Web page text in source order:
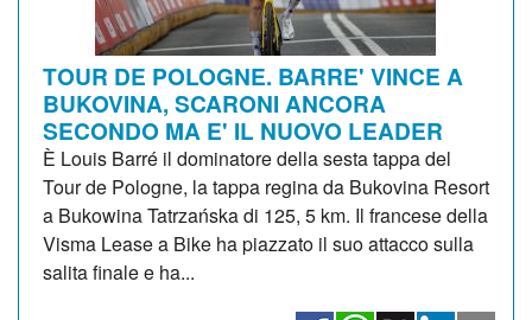
TOUR DE POLOGNE. BARRE' VINCE A
BUKOVINA, SCARONI ANCORA
SECONDO MA E' IL NUOVO LEADER
È Louis Barré il dominatore della sesta tappa del
Tour de Pologne, la tappa regina da Bukovina Resort
a Bukowina Tatrzańska di 125, 5 km. Il francese della
Visma Lease a Bike ha piazzato il suo attacco sulla
salita finale e ha...